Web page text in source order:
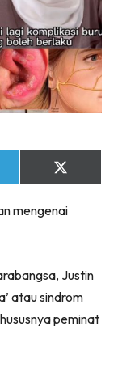
Share
on
(Twitter)
mengenai
Justin
atau sindrom
peminat